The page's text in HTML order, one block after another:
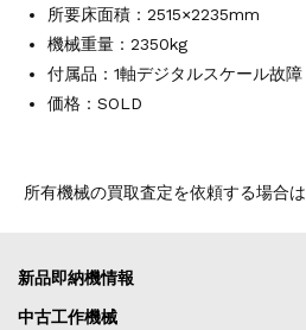
所要床面積：2515×2235mm
機械重量：2350kg
付属品：1軸デジタルスケール故障
価格：SOLD
所有機械の買取査定を依頼する場合は
新品即納機情報
中古工作機械